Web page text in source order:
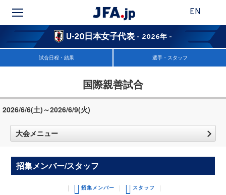
EN
U-20日本女子代表 - 2026年 -
試合日程・結果 選手・スタッフ
国際親善試合
2026/6/6(土)～2026/6/9(火)
大会メニュー
招集メンバー/スタッフ
招集メンバー スタッフ